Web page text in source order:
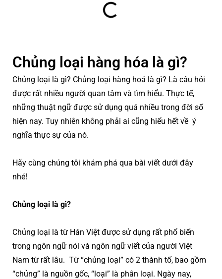
Chủng loại hàng hóa là gì?
Chủng loại là gì? Chủng loại hàng hoá là gì? Là câu hỏi
được rất nhiều người quan tâm và tìm hiểu. Thực tế,
những thuật ngữ được sử dụng quá nhiều trong đời số
hiện nay. Tuy nhiên không phải ai cũng hiểu hết về ý
nghĩa thực sự của nó.
Hãy cùng chúng tôi khám phá qua bài viết dưới đây
nhé!
Chủng loại là gì?
Chủng loại là từ Hán Việt được sử dụng rất phổ biến
trong ngôn ngữ nói và ngôn ngữ viết của người Việt
Nam từ rất lâu. Từ “chủng loại” có 2 thành tố, bao gồm
“chủng” là nguồn gốc, “loại” là phân loại. Ngày nay,